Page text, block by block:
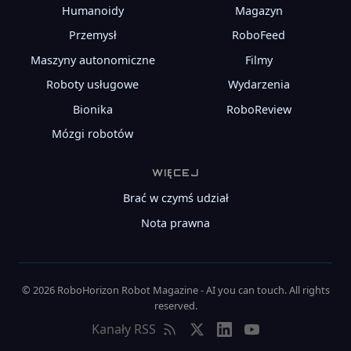
Humanoidy
Przemysł
Maszyny autonomiczne
Roboty usługowe
Bionika
Mózgi robotów
Magazyn
RoboFeed
Filmy
Wydarzenia
RoboReview
WIĘCEJ
Brać w czymś udział
Nota prawna
© 2026 RoboHorizon Robot Magazine - AI you can touch. All rights
reserved.
Kanały RSS